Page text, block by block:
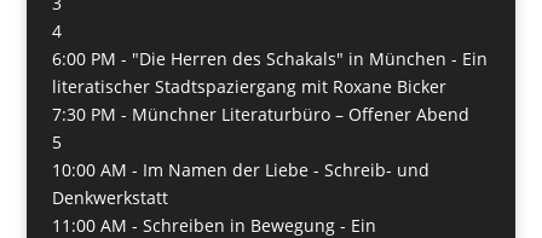
4
6:00 PM - "Die Herren des Schakals" in München - Ein
literatischer Stadtspaziergang mit Roxane Bicker
7:30 PM - Münchner Literaturbüro – Offener Abend
5
10:00 AM - Im Namen der Liebe - Schreib- und
Denkwerkstatt
11:00 AM - Schreiben in Bewegung - Ein